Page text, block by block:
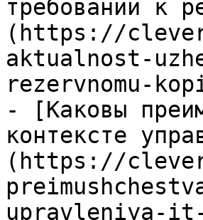
требований к
(https://
aktualnost-
rezervnomu-
- [Каковы
контексте
(https://
upravleniya-